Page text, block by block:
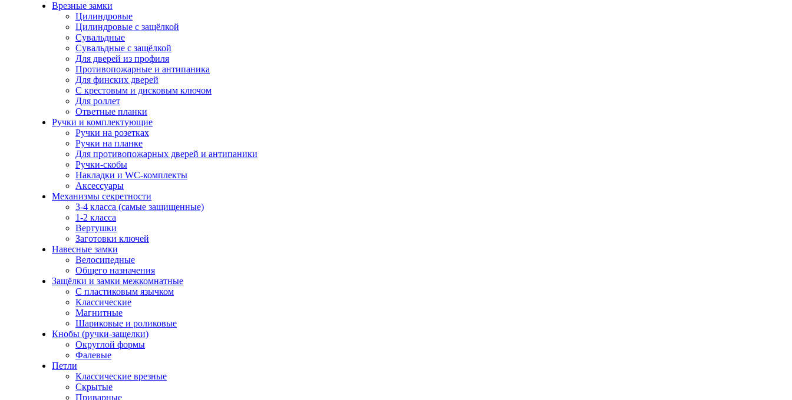
Врезные замки
Цилиндровые
Цилиндровые с защёлкой
Сувальдные
Сувальдные с защёлкой
Для дверей из профиля
Противопожарные и антипаника
Для финских дверей
С крестовым и дисковым ключом
Для роллет
Ответные планки
Ручки и комплектующие
Ручки на розетках
Ручки на планке
Для противопожарных дверей и антипаники
Ручки-скобы
Накладки и WC-комплекты
Аксессуары
Механизмы секретности
3-4 класса (самые защищенные)
1-2 класса
Вертушки
Заготовки ключей
Навесные замки
Велосипедные
Общего назначения
Защёлки и замки межкомнатные
С пластиковым язычком
Классические
Магнитные
Шариковые и роликовые
Кнобы (ручки-защелки)
Округлой формы
Фалевые
Петли
Классические врезные
Скрытые
Приварные